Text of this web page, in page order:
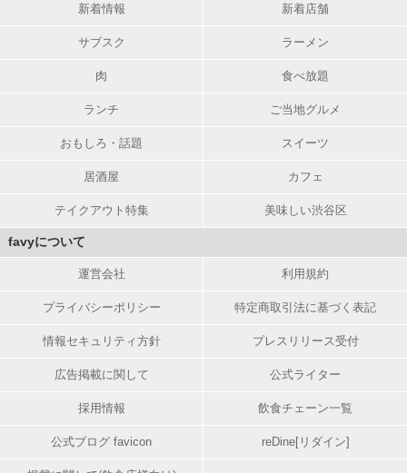
新着情報 新着店舗
サブスク ラーメン
肉 食べ放題
ランチ ご当地グルメ
おもしろ・話題 スイーツ
居酒屋 カフェ
テイクアウト特集 美味しい渋谷区
favyについて
運営会社 利用規約
プライバシーポリシー 特定商取引法に基づく表記
情報セキュリティ方針 プレスリリース受付
広告掲載に関して 公式ライター
採用情報 飲食チェーン一覧
公式ブログ favicon reDine[リダイン]